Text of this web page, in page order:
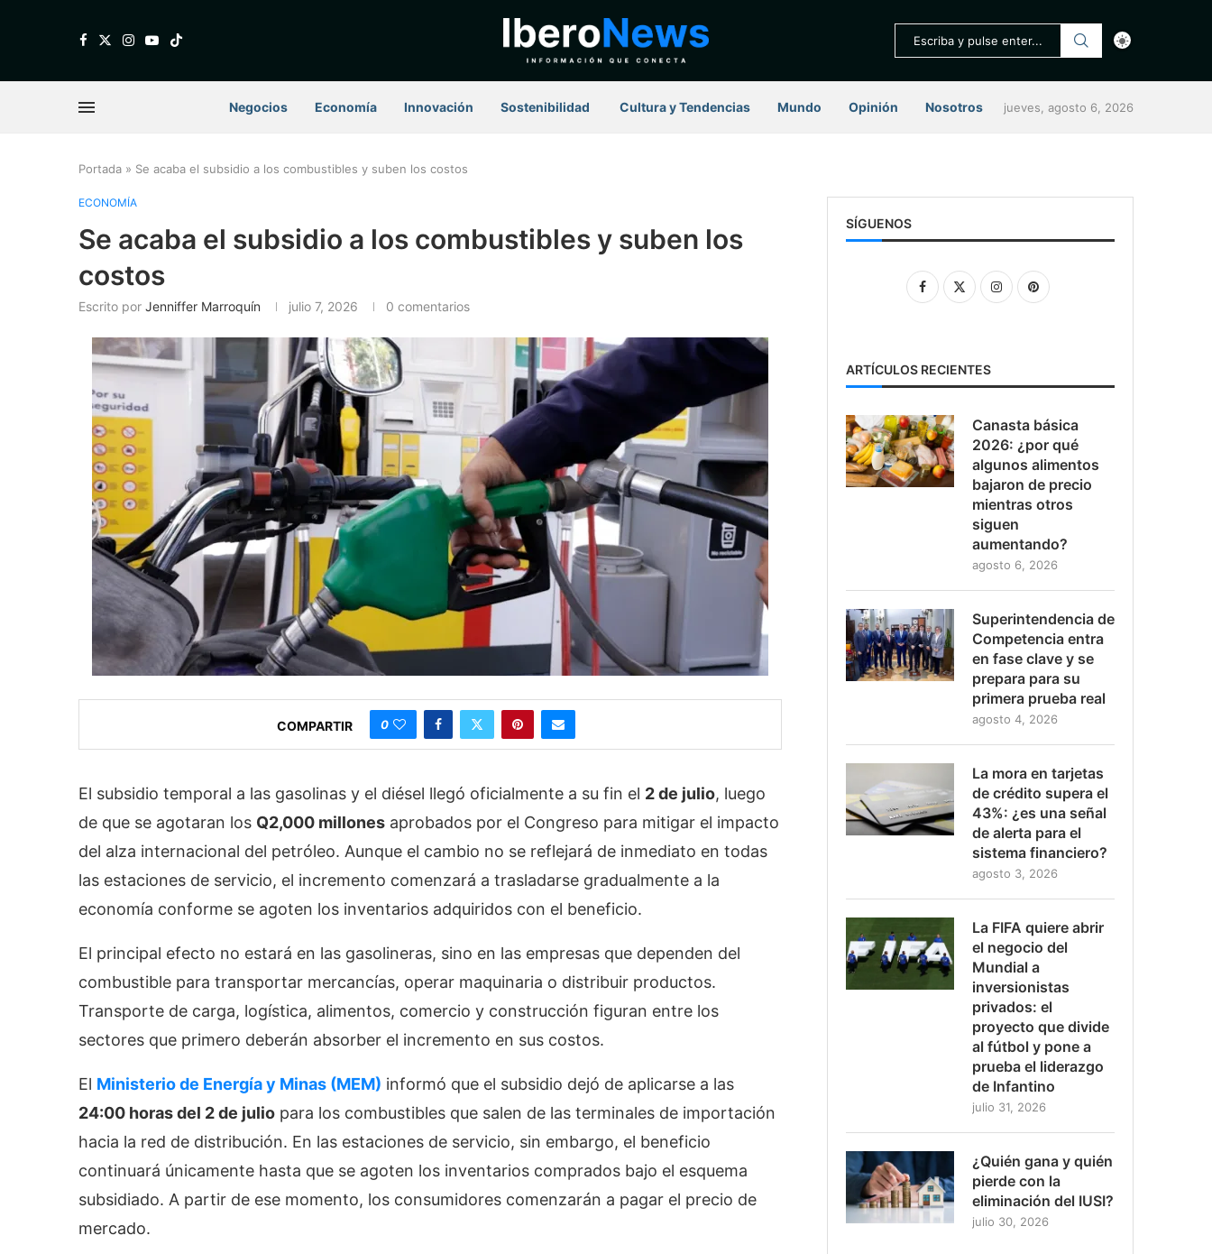
Negocios Economía Innovación Sostenibilidad ⁠ Cultura y Tendencias Mundo Opinión Nosotros jueves, agosto 6, 2026
Portada » Se acaba el subsidio a los combustibles y suben los costos
ECONOMÍA
Se acaba el subsidio a los combustibles y suben los
costos
Escrito por Jenniffer Marroquín julio 7, 2026 0 comentarios
COMPARTIR 0
El subsidio temporal a las gasolinas y el diésel llegó oficialmente a su fin el 2 de julio, luego
de que se agotaran los Q2,000 millones aprobados por el Congreso para mitigar el impacto
del alza internacional del petróleo. Aunque el cambio no se reflejará de inmediato en todas
las estaciones de servicio, el incremento comenzará a trasladarse gradualmente a la
economía conforme se agoten los inventarios adquiridos con el beneficio.
El principal efecto no estará en las gasolineras, sino en las empresas que dependen del
combustible para transportar mercancías, operar maquinaria o distribuir productos.
Transporte de carga, logística, alimentos, comercio y construcción figuran entre los
sectores que primero deberán absorber el incremento en sus costos.
El Ministerio de Energía y Minas (MEM) informó que el subsidio dejó de aplicarse a las
24:00 horas del 2 de julio para los combustibles que salen de las terminales de importación
hacia la red de distribución. En las estaciones de servicio, sin embargo, el beneficio
continuará únicamente hasta que se agoten los inventarios comprados bajo el esquema
subsidiado. A partir de ese momento, los consumidores comenzarán a pagar el precio de
mercado.
SÍGUENOS
ARTÍCULOS RECIENTES
Canasta básica
2026: ¿por qué
algunos alimentos
bajaron de precio
mientras otros
siguen
aumentando?
agosto 6, 2026
Superintendencia de
Competencia entra
en fase clave y se
prepara para su
primera prueba real
agosto 4, 2026
La mora en tarjetas
de crédito supera el
43%: ¿es una señal
de alerta para el
sistema financiero?
agosto 3, 2026
La FIFA quiere abrir
el negocio del
Mundial a
inversionistas
privados: el
proyecto que divide
al fútbol y pone a
prueba el liderazgo
de Infantino
julio 31, 2026
¿Quién gana y quién
pierde con la
eliminación del IUSI?
julio 30, 2026